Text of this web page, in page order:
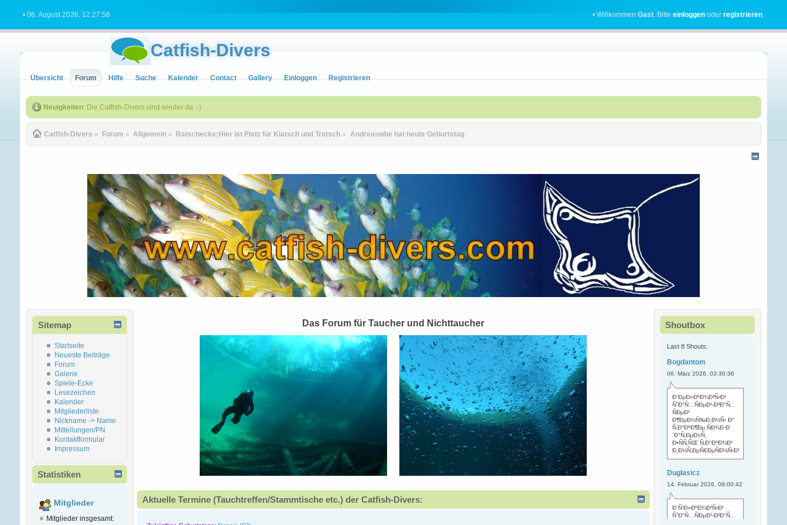
• 06. August 2026, 12:27:58 • WillkommenGast. Bitteeinloggen oderregistrieren.
Catfish-Divers
Übersicht Forum Hilfe Suche Kalender Contact Gallery Einloggen Registrieren
Neuigkeiten: Die Catfish-Divers sind wieder da :-)
Catfish-Divers » Forum » Allgemein » Ratschecke;Hier ist Platz für Klatsch und Tratsch » Andreaswbe hat heute Geburtstag
Sitemap
Startseite
Neueste Beiträge
Forum
Galerie
Spiele-Ecke
Lesezeichen
Kalender
Mitgliederliste
Nickname -> Name
Mitteilungen/PN
Kontaktformular
Impressum
Statistiken
Mitglieder
Mitglieder insgesamt:
Das Forum für Taucher und Nichttaucher
Aktuelle Termine (Tauchtreffen/Stammtische etc.) der Catfish-Divers:
Shoutbox
Last 8 Shouts:
Bogdantom
06. März 2026, 03:30:36
Ð¨ÐµÐ»ÐºÐ¾Ð²Ñ‹Ð¹
ÑˆÐ°Ñ…ÑÐµÐ¹-Ð²Ð°Ñ…
ÑÐµÐ¹
Ð¶ÐµÐ½Ñ‰Ð¸Ð½Ñ‹ Ð°
Ñ‚Ð°ÐºÐ¶Ðµ ÑÐ¾Ð·Ð
´Ð°Ñ‚ÐµÐ»Ñ.
Ð•ÑÑ‚ÑŒ Ñ‚Ð°ÐºÐ¾Ð¹
Ð¸Ð½Ñ‚ÐµÑ€ÐµÑÐ½Ñ‹Ð¹
Duglasicz
14. Februar 2026, 09:00:42
Ð¨Ñ‘Ð»ÐºÐ¾Ð²Ñ‹Ð¹
ÑˆÐ°Ñ…ÑÐµÐ¹-Ð²Ð°Ñ…